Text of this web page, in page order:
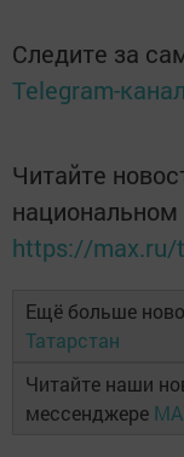
Следите за
Telegram-
Читайте
https://max.ru/
Ещё больше
Татарстан
Читайте наши
мессенджере